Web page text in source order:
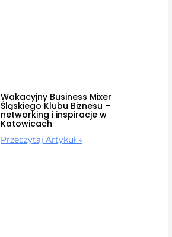
Wakacyjny Business Mixer
Śląskiego Klubu Biznesu –
networking i inspiracje w
Katowicach
Przeczytaj Artykuł »